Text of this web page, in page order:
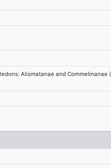
Alismatanae and Commelinanae